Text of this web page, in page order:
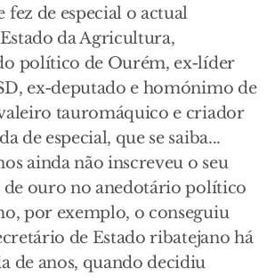
fez de especial o actual
da Agricultura,
político de Ourém, ex-líder
ex-deputado e homónimo de
tauromáquico e criador
de especial, que se saiba...
ainda não inscreveu o seu
de ouro no anedotário político
por exemplo, o conseguiu
de Estado ribatejano há
de anos, quando decidiu